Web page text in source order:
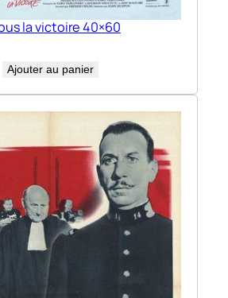
la victoire 40×60
Ajouter au panier